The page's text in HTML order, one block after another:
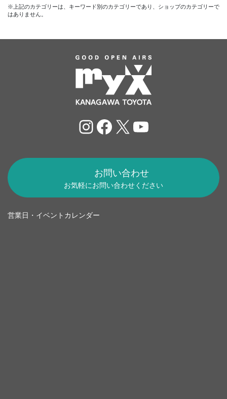
※上記のカテゴリーは、キーワード別のカテゴリーであり、ショップのカテゴリーで
はありません。
Instagram
Facebook
X YouTube
お問い合わせ
お気軽にお問い合わせください
営業日・イベントカレンダー